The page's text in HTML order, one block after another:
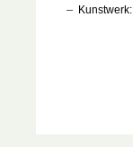
Kunstwerk: